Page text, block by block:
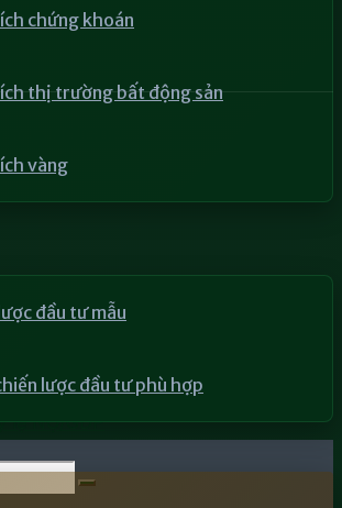
chứng khoán
thị trường bất động sản
vàng
đầu tư mẫu
lược đầu tư phù hợp
lệ NỢ/GDP